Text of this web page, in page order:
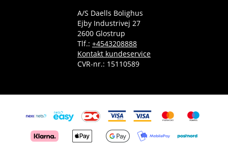
A/S Daells Bolighus
Ejby Industrivej 27
2600 Glostrup
Tlf.: +4543208888
Kontakt kundeservice
CVR-nr.: 15110589